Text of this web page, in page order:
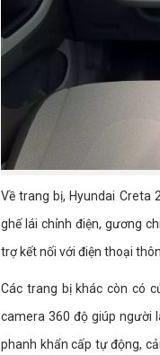
Về trang bị, Hyundai Creta
ghế lái chỉnh điện, gương
trợ kết nối với điện thoại
Các trang bị khác còn có
camera 360 độ giúp người
phanh khẩn cấp tự động,